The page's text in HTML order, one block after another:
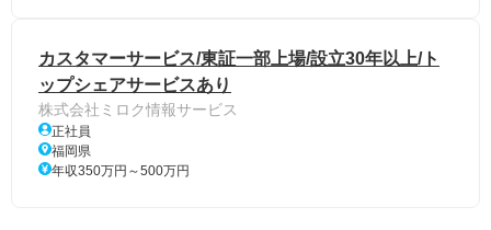
カスタマーサービス/東証一部上場/設立30年以上/ト
ップシェアサービスあり
株式会社ミロク情報サービス
正社員
福岡県
年収350万円～500万円